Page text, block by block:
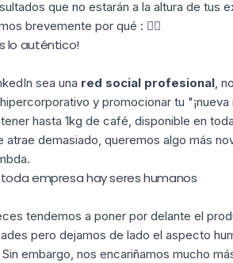
que no estarán a la altura de tus
brevemente por qué : 👇🏼
lo auténtico!
sea una red social profesional,
y promocionar tu
hasta 1kg de café, disponible en
atrae demasiado, queremos algo más
empresa hay seres humanos
tendemos a poner por delante el
pero dejamos de lado el aspecto
embargo, nos encariñamos mucho